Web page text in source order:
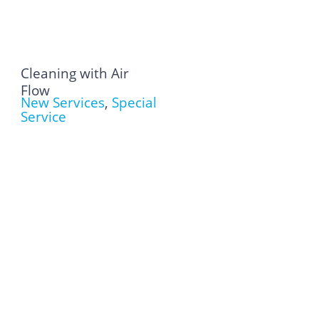
Cleaning with Air
Flow
New Services, Special
Service